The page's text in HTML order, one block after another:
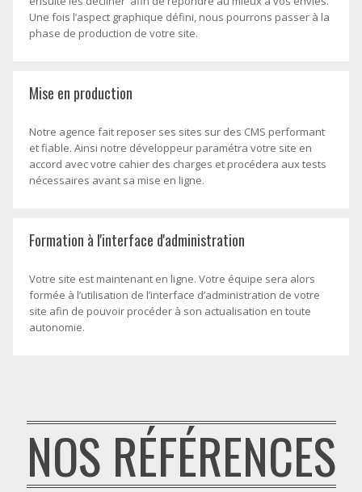
Une fois l’aspect graphique défini, nous pourrons passer à la
phase de production de votre site.
Mise en production
Notre agence fait reposer ses sites sur des CMS performant
et fiable. Ainsi notre développeur paramétra votre site en
accord avec votre cahier des charges et procédera aux tests
nécessaires avant sa mise en ligne.
Formation à l'interface d'administration
Votre site est maintenant en ligne. Votre équipe sera alors
formée à l’utilisation de l’interface d’administration de votre
site afin de pouvoir procéder à son actualisation en toute
autonomie.
NOS RÉFÉRENCES